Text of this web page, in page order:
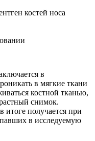
костей носа
в
в мягкие ткани
костной тканью,
снимок.
итоге получается при
в исследуемую